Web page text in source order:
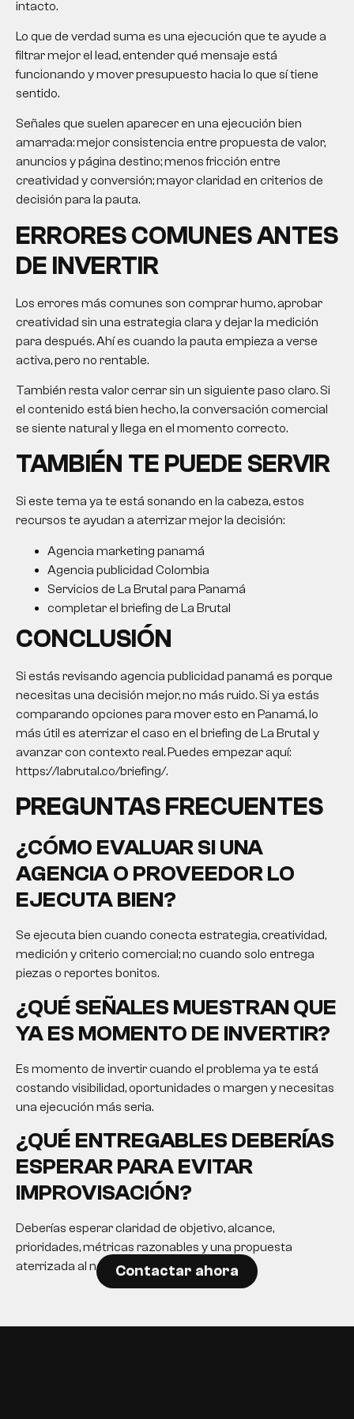
intacto.
Lo que de verdad suma es una ejecución que te ayude a
filtrar mejor el lead, entender qué mensaje está
funcionando y mover presupuesto hacia lo que sí tiene
sentido.
Señales que suelen aparecer en una ejecución bien
amarrada: mejor consistencia entre propuesta de valor,
anuncios y página destino; menos fricción entre
creatividad y conversión; mayor claridad en criterios de
decisión para la pauta.
ERRORES COMUNES ANTES
DE INVERTIR
Los errores más comunes son comprar humo, aprobar
creatividad sin una estrategia clara y dejar la medición
para después. Ahí es cuando la pauta empieza a verse
activa, pero no rentable.
También resta valor cerrar sin un siguiente paso claro. Si
el contenido está bien hecho, la conversación comercial
se siente natural y llega en el momento correcto.
TAMBIÉN TE PUEDE SERVIR
Si este tema ya te está sonando en la cabeza, estos
recursos te ayudan a aterrizar mejor la decisión:
Agencia marketing panamá
Agencia publicidad Colombia
Servicios de La Brutal para Panamá
completar el briefing de La Brutal
CONCLUSIÓN
Si estás revisando agencia publicidad panamá es porque
necesitas una decisión mejor, no más ruido. Si ya estás
comparando opciones para mover esto en Panamá, lo
más útil es aterrizar el caso en el briefing de La Brutal y
avanzar con contexto real. Puedes empezar aquí:
https://labrutal.co/briefing/.
PREGUNTAS FRECUENTES
¿CÓMO EVALUAR SI UNA
AGENCIA O PROVEEDOR LO
EJECUTA BIEN?
Se ejecuta bien cuando conecta estrategia, creatividad,
medición y criterio comercial; no cuando solo entrega
piezas o reportes bonitos.
¿QUÉ SEÑALES MUESTRAN QUE
YA ES MOMENTO DE INVERTIR?
Es momento de invertir cuando el problema ya te está
costando visibilidad, oportunidades o margen y necesitas
una ejecución más seria.
¿QUÉ ENTREGABLES DEBERÍAS
ESPERAR PARA EVITAR
IMPROVISACIÓN?
Deberías esperar claridad de objetivo, alcance,
prioridades, métricas razonables y una propuesta
aterrizada al negocio.Contactar ahora